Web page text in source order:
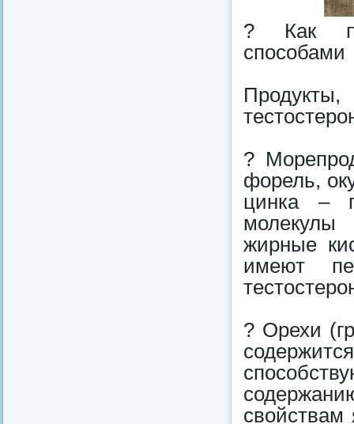
? Как
способами
?
форель,
цинка –
молекулы
жирные
имеют
? Орехи
свойствам